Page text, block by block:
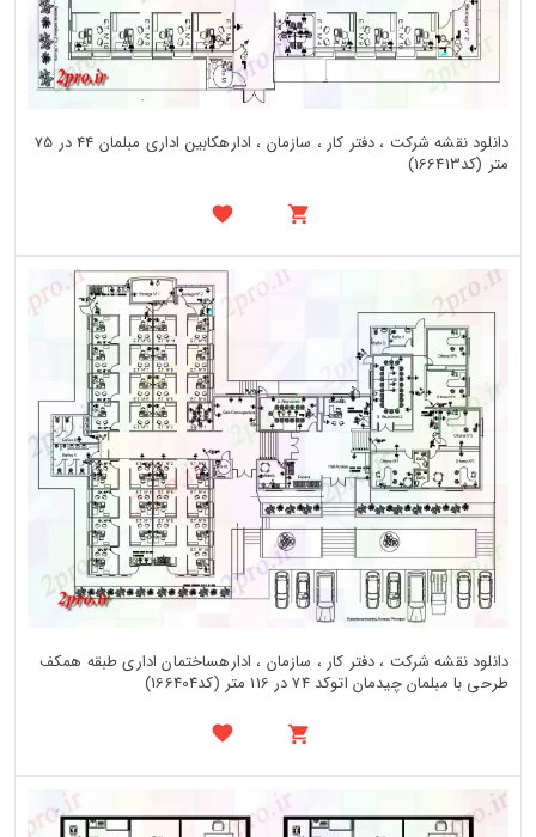
دانلود نقشه شرکت ، دفتر کار ، سازمان ، ادارهکابین اداری مبلمان 44 در 75
متر (کد166413)
دانلود نقشه شرکت ، دفتر کار ، سازمان ، ادارهساختمان اداری طبقه همکف
طرحی با مبلمان چیدمان اتوکد 74 در 116 متر (کد166404)